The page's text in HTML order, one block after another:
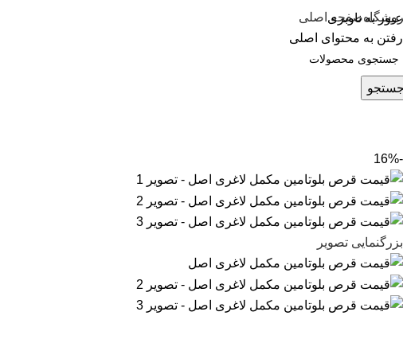
عبور به ناوبری
رفتن به محتوای اصلی
صفحه اصلی
-16%
بزرگنمایی تصویر